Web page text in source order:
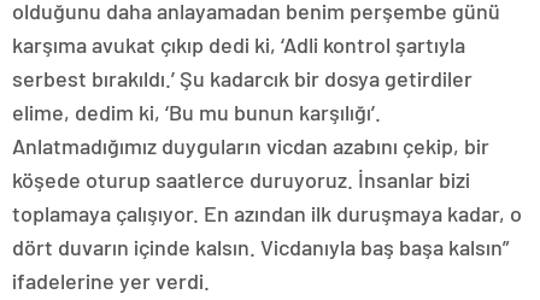
olduğunu daha anlayamadan benim perşembe günü
karşıma avukat çıkıp dedi ki, ‘Adli kontrol şartıyla
serbest bırakıldı.’ Şu kadarcık bir dosya getirdiler
elime, dedim ki, ‘Bu mu bunun karşılığı’.
Anlatmadığımız duyguların vicdan azabını çekip, bir
köşede oturup saatlerce duruyoruz. İnsanlar bizi
toplamaya çalışıyor. En azından ilk duruşmaya kadar, o
dört duvarın içinde kalsın. Vicdanıyla baş başa kalsın”
ifadelerine yer verdi.